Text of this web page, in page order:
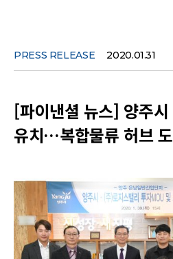
PRESS RELEASE 2020.01.31
[파이낸셜 뉴스] 양주
유치…복합물류 허브